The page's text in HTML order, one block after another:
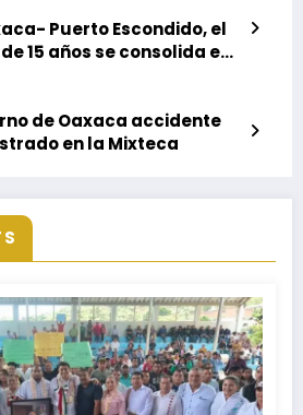
Puerto Escondido, el
15 años se consolida en
de Oaxaca accidente
en la Mixteca